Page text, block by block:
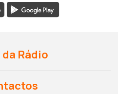
Rádio